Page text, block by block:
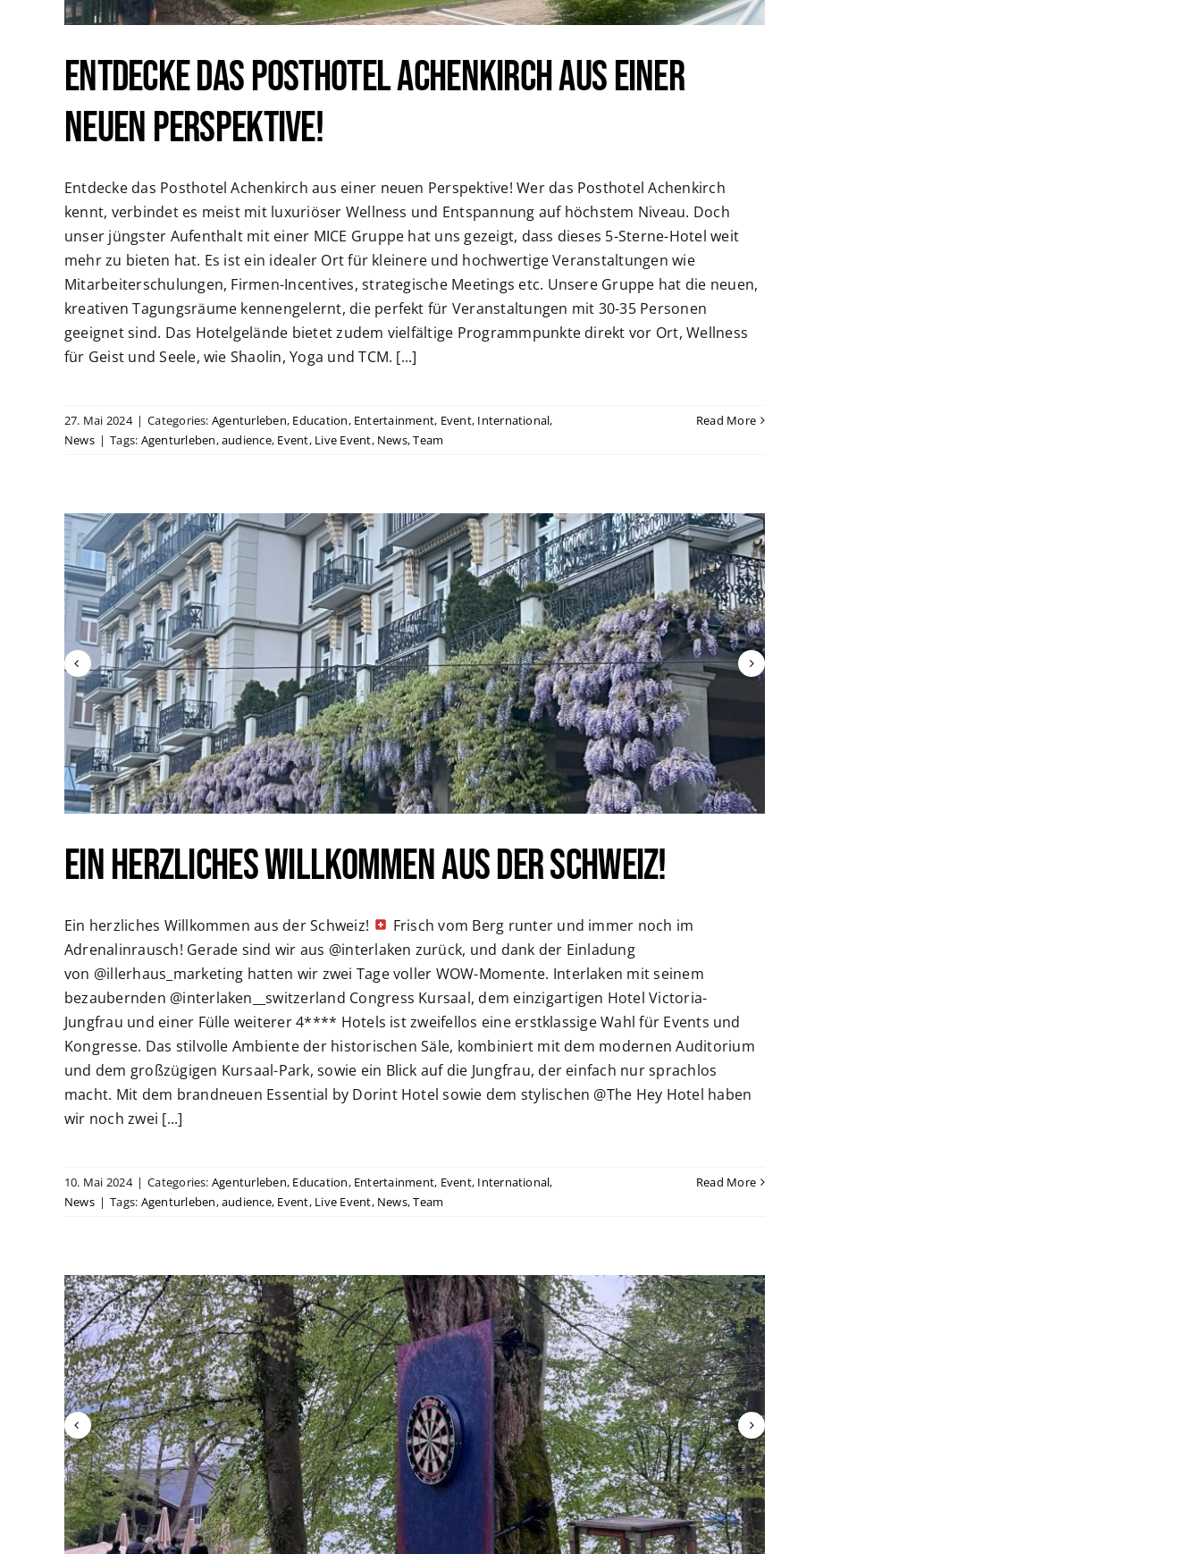
Entdecke das Posthotel Achenkirch aus einer
neuen Perspektive!
Entdecke das Posthotel Achenkirch aus einer neuen Perspektive! Wer das Posthotel Achenkirch
kennt, verbindet es meist mit luxuriöser Wellness und Entspannung auf höchstem Niveau. Doch
unser jüngster Aufenthalt mit einer MICE Gruppe hat uns gezeigt, dass dieses 5-Sterne-Hotel weit
mehr zu bieten hat. Es ist ein idealer Ort für kleinere und hochwertige Veranstaltungen wie
Mitarbeiterschulungen, Firmen-Incentives, strategische Meetings etc. Unsere Gruppe hat die neuen,
kreativen Tagungsräume kennengelernt, die perfekt für Veranstaltungen mit 30-35 Personen
geeignet sind. Das Hotelgelände bietet zudem vielfältige Programmpunkte direkt vor Ort, Wellness
für Geist und Seele, wie Shaolin, Yoga und TCM. [...]
27. Mai 2024 | Categories: Agenturleben, Education, Entertainment, Event, International,
News | Tags: Agenturleben,audience, Event, Live Event, News,Team
Read More
Ein herzliches Willkommen aus der Schweiz!
Ein herzliches Willkommen aus der Schweiz!
Frisch vom Berg runter und immer noch im
Adrenalinrausch! Gerade sind wir aus @interlaken zurück, und dank der Einladung
von @illerhaus_marketing hatten wir zwei Tage voller WOW-Momente. Interlaken mit seinem
bezaubernden @interlaken__switzerland Congress Kursaal, dem einzigartigen Hotel Victoria-
Jungfrau und einer Fülle weiterer 4**** Hotels ist zweifellos eine erstklassige Wahl für Events und
Kongresse. Das stilvolle Ambiente der historischen Säle, kombiniert mit dem modernen Auditorium
und dem großzügigen Kursaal-Park, sowie ein Blick auf die Jungfrau, der einfach nur sprachlos
macht. Mit dem brandneuen Essential by Dorint Hotel sowie dem stylischen @The Hey Hotel haben
wir noch zwei [...]
10. Mai 2024 | Categories: Agenturleben, Education, Entertainment, Event, International,
News | Tags: Agenturleben,audience, Event, Live Event, News,Team
Read More